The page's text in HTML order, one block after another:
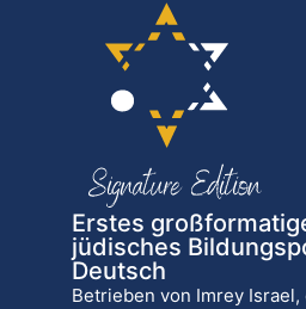
Erstes
jüdisches
Deutsch
Betrieben von Imrey Israel,